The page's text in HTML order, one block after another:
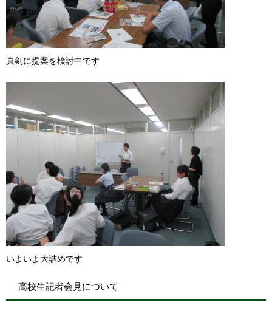
真剣に提案を検討中です
いよいよ大詰めです
高校生記者会見について